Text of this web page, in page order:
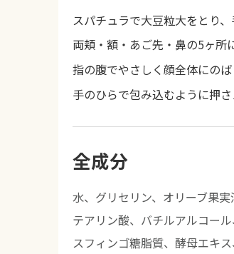
スパチュラで大豆粒大をとり、
両頬・額・あご先・鼻の5ヶ所
指の腹でやさしく顔全体にのば
手のひらで包み込むように押さ
全成分
水、グリセリン、オリーブ果
テアリン酸、バチルアルコー
スフィンゴ糖脂質、酵母エキ